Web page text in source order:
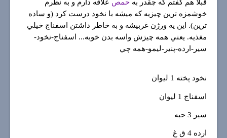
قبلا هم گفتم كه چقدر به حمص علاقه دارم و به نظرم
خوشمزه ترين چيزيه كه ميشه با نخود درست كرد (و ساده
ترين). اين يه ورژن غربيشه و به خاطر داشتن اسفناج خيلي
مغذيه. يعني همه چيزش واسه بدن خوبه... اسفناج-نخود-
سير-ارده-پنير-ليمو-همه چي
نخود پخته 1 ليوان
اسفناج 1 ليوان
سير 3 حبه
ارده 4 ق غ